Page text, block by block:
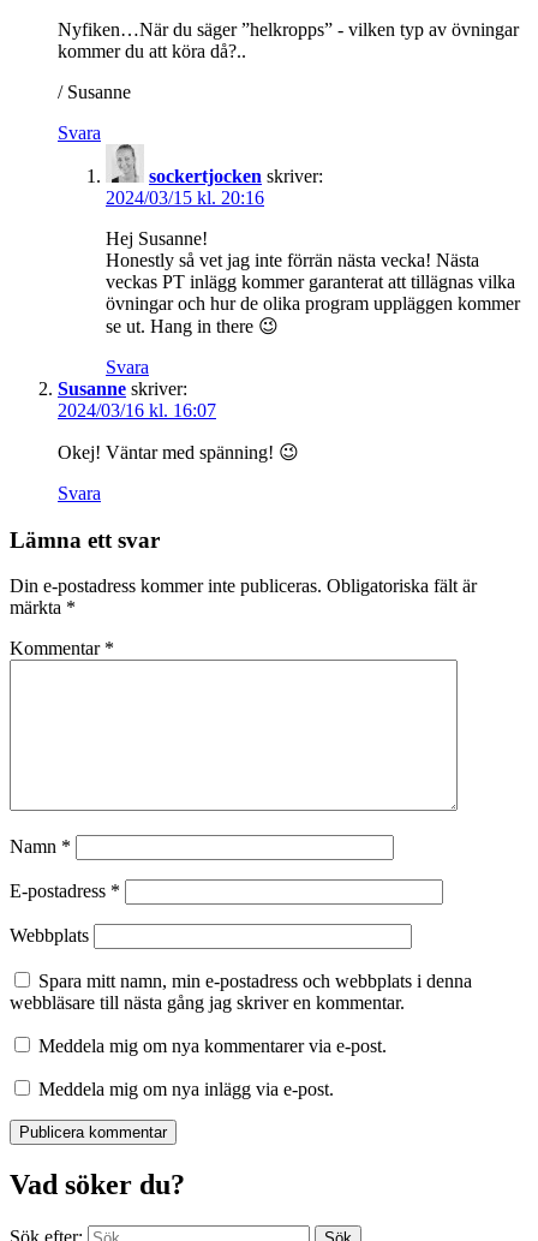
Nyfiken…När du säger ”helkropps” - vilken typ av övningar
kommer du att köra då?..
/ Susanne
Svara
sockertjocken skriver:
2024/03/15 kl. 20:16
Hej Susanne!
Honestly så vet jag inte förrän nästa vecka! Nästa
veckas PT inlägg kommer garanterat att tillägnas vilka
övningar och hur de olika program uppläggen kommer
se ut. Hang in there 😉
Svara
Susanne skriver:
2024/03/16 kl. 16:07
Okej! Väntar med spänning! 😉
Svara
Lämna ett svar
Din e-postadress kommer inte publiceras. Obligatoriska fält är
märkta *
Kommentar *
Namn *
E-postadress *
Webbplats
Spara mitt namn, min e-postadress och webbplats i denna
webbläsare till nästa gång jag skriver en kommentar.
Meddela mig om nya kommentarer via e-post.
Meddela mig om nya inlägg via e-post.
Vad söker du?